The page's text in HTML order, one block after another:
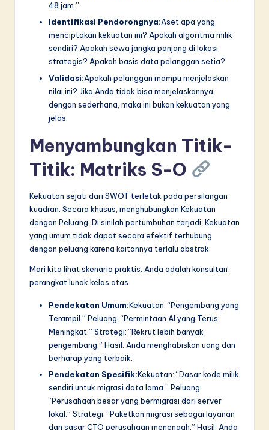
48 jam.”
Identifikasi Pendorongnya:Aset apa yang
menciptakan kekuatan ini? Apakah algoritma milik
sendiri? Apakah sewa jangka panjang di lokasi
strategis? Apakah basis data pelanggan setia?
Validasi:Apakah pelanggan mampu menjelaskan
nilai ini? Jika Anda tidak bisa menjelaskannya
dengan sederhana, maka ini bukan kekuatan yang
jelas.
Menyambungkan Titik-
Titik: Matriks S-O
Kekuatan sejati dari SWOT terletak pada persilangan
kuadran. Secara khusus, menghubungkan Kekuatan
dengan Peluang. Di sinilah pertumbuhan terjadi. Kekuatan
yang umum tidak dapat secara efektif terhubung
dengan peluang karena kaitannya terlalu abstrak.
Mari kita lihat skenario praktis. Anda adalah konsultan
perangkat lunak kelas atas.
Pendekatan Umum:Kekuatan: “Pengembang yang
Terampil.” Peluang: “Permintaan AI yang Terus
Meningkat.” Strategi: “Rekrut lebih banyak
pengembang.” Hasil: Anda menghabiskan uang dan
berharap yang terbaik.
Pendekatan Spesifik:Kekuatan: “Dasar kode milik
sendiri untuk migrasi data lama.” Peluang:
“Perusahaan besar yang bermigrasi dari server
lokal.” Strategi: “Paketkan migrasi sebagai layanan
dan sasar CTO perusahaan menengah.” Hasil: Anda